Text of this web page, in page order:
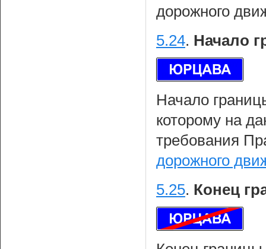
дорожного
5.24. Начало
Начало
которому на
требования
дорожного
5.25. Конец